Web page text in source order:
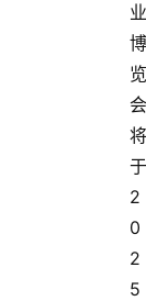
业
博
览
会
将
于
2
0
2
5